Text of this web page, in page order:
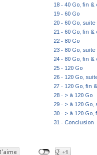
18 - 40 Go, fin &
19 - 60 Go
20 - 60 Go, suite
21 - 60 Go, fin &
22 - 80 Go
23 - 80 Go, suite
24 - 80 Go, fin &
25 - 120 Go
26 - 120 Go,
27 - 120 Go, fin
28 - > à 120 Go
29 - > à 120 Go,
30 - > à 120 Go,
31 - Conclusion